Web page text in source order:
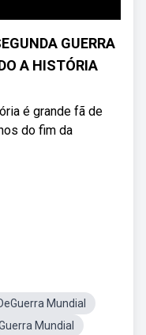
GUERRA
A HISTÓRIA
é grande fã de
do fim da
Mundial
Mundial